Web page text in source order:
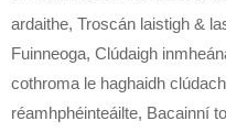
ardaithe, Troscán laistigh &
Fuinneoga, Clúdaigh
cothroma le haghaidh
réamhphéinteáilte, Bacainní